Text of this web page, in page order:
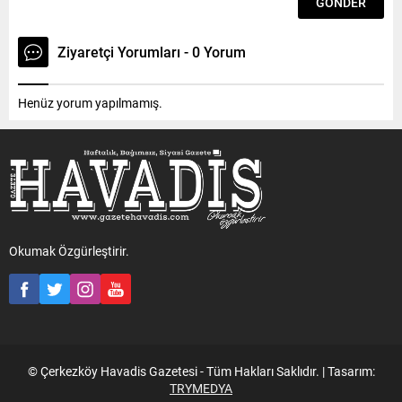
Ziyaretçi Yorumları - 0 Yorum
Henüz yorum yapılmamış.
Okumak Özgürleştirir.
© Çerkezköy Havadis Gazetesi - Tüm Hakları Saklıdır. | Tasarım:
TRYMEDYA